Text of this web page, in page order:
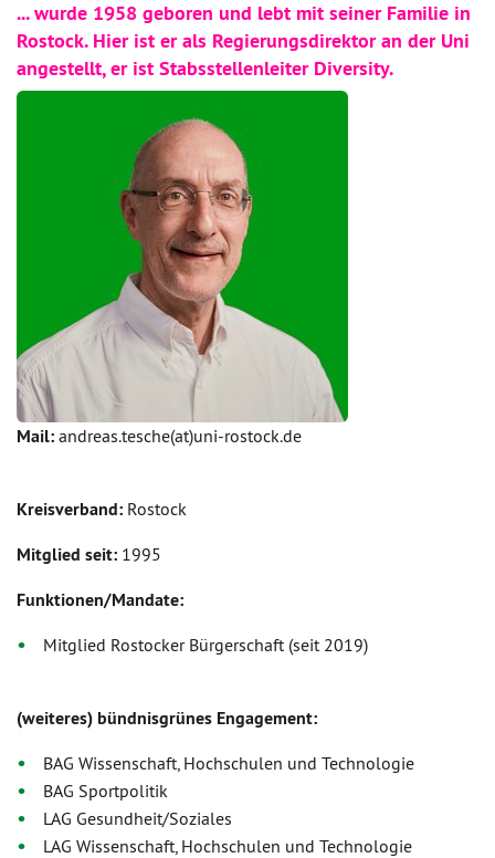
... wurde 1958 geboren und lebt mit seiner Familie in
Rostock. Hier ist er als Regierungsdirektor an der Uni
angestellt, er ist Stabsstellenleiter Diversity.
Mail: andreas.tesche(at)uni-rostock.de
Kreisverband: Rostock
Mitglied seit: 1995
Funktionen/Mandate:
Mitglied Rostocker Bürgerschaft (seit 2019)
(weiteres) bündnisgrünes Engagement:
BAG Wissenschaft, Hochschulen und Technologie
BAG Sportpolitik
LAG Gesundheit/Soziales
LAG Wissenschaft, Hochschulen und Technologie